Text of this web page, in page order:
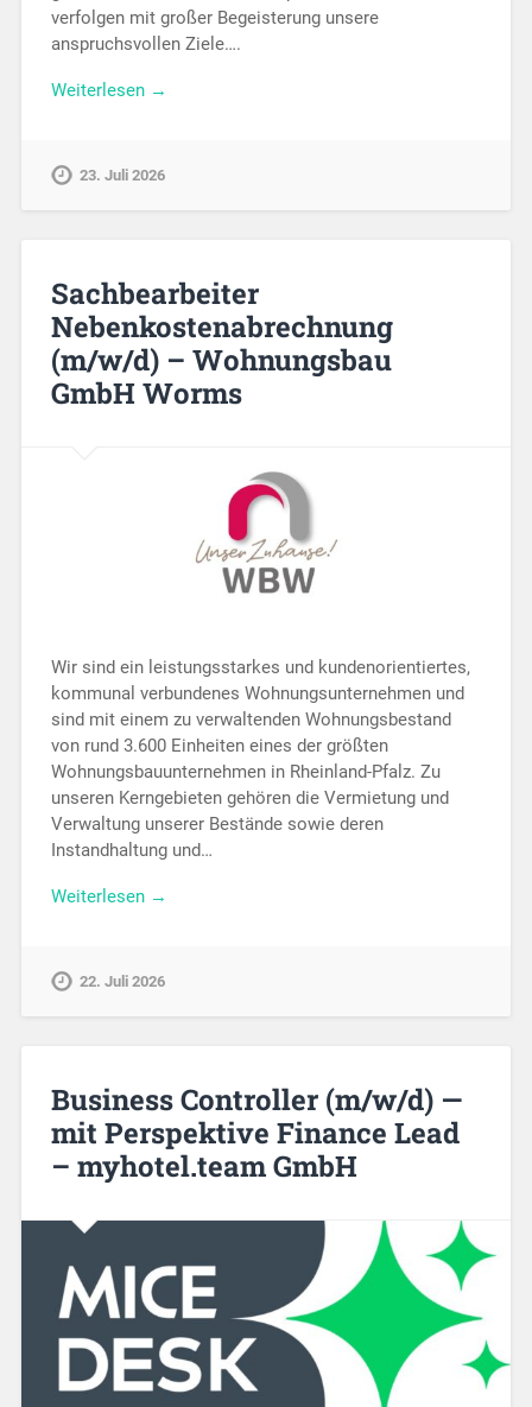
verfolgen mit großer Begeisterung unsere
anspruchsvollen Ziele….
Weiterlesen →
23. Juli 2026
Sachbearbeiter
Nebenkostenabrechnung
(m/w/d) – Wohnungsbau
GmbH Worms
Wir sind ein leistungsstarkes und kundenorientiertes,
kommunal verbundenes Wohnungsunternehmen und
sind mit einem zu verwaltenden Wohnungsbestand
von rund 3.600 Einheiten eines der größten
Wohnungsbauunternehmen in Rheinland-Pfalz. Zu
unseren Kerngebieten gehören die Vermietung und
Verwaltung unserer Bestände sowie deren
Instandhaltung und…
Weiterlesen →
22. Juli 2026
Business Controller (m/w/d) —
mit Perspektive Finance Lead
– myhotel.team GmbH